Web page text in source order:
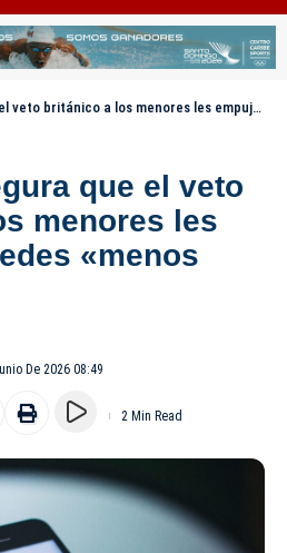
a los menores les empujará a redes «menos seguras»
que el veto
menores les
«menos
De 2026 08:49
2 Min Read